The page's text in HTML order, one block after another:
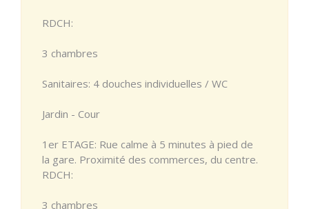
RDCH:
3 chambres
Sanitaires: 4 douches individuelles / WC
Jardin - Cour
1er ETAGE: Rue calme à 5 minutes à pied de
la gare. Proximité des commerces, du centre.
RDCH:
3 chambres